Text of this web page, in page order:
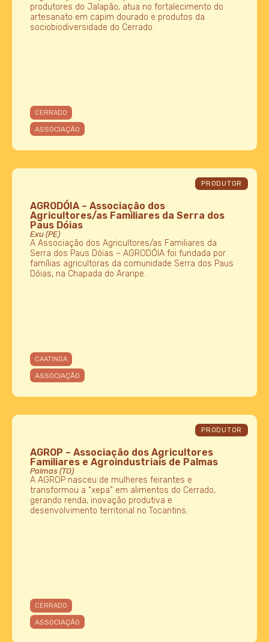
produtores do Jalapão, atua no fortalecimento do
artesanato em capim dourado e produtos da
sociobiodiversidade do Cerrado.
CERRADO
ASSOCIAÇÃO
PRODUTOR
AGRODÓIA – Associação dos
Agricultores/as Familiares da Serra dos
Paus Dóias
Exu (PE)
A Associação dos Agricultores/as Familiares da
Serra dos Paus Dóias – AGRODÓIA foi fundada por
famílias agricultoras da comunidade Serra dos Paus
Dóias, na Chapada do Araripe.
CAATINGA
ASSOCIAÇÃO
PRODUTOR
AGROP – Associação dos Agricultores
Familiares e Agroindustriais de Palmas
Palmas (TO)
A AGROP nasceu de mulheres feirantes e
transformou a “xepa” em alimentos do Cerrado,
gerando renda, inovação produtiva e
desenvolvimento territorial no Tocantins.
CERRADO
ASSOCIAÇÃO